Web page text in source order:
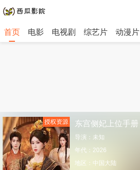
首页 电影 电视剧 综艺片 动漫片
授权资源 东宫侧妃上位手册
导演： 未知
年代： 2026
地区： 中国大陆